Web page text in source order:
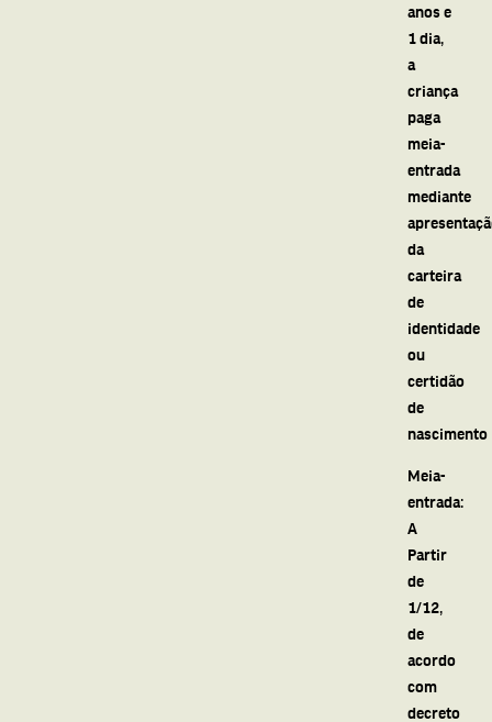
anos e
1 dia,
a
criança
paga
meia-
entrada
mediante
da
carteira
de
identidade
ou
certidão
de
nascimento
Meia-
entrada:
A
Partir
de
1/12,
de
acordo
com
decreto